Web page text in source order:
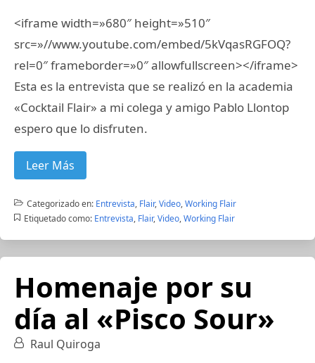
<iframe width=»680″ height=»510″
src=»//www.youtube.com/embed/5kVqasRGFOQ?
rel=0″ frameborder=»0″ allowfullscreen></iframe>
Esta es la entrevista que se realizó en la academia
«Cocktail Flair» a mi colega y amigo Pablo Llontop
espero que lo disfruten.
Leer Más
Categorizado en: Entrevista, Flair,Video,Working Flair
Etiquetado como: Entrevista, Flair,Video,Working Flair
Homenaje por su
día al «Pisco Sour»
Raul Quiroga